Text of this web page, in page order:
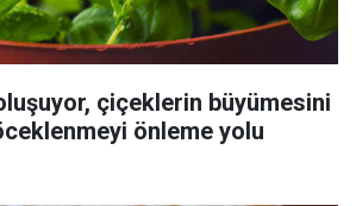
çiçeklerin büyümesini
önleme yolu